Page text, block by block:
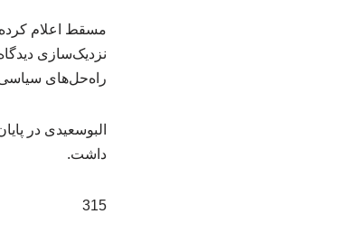
مسقط اعلام
نزدیک‌سازی
راه‌حل‌های سیاسی
البوسعیدی در
داشت.
315